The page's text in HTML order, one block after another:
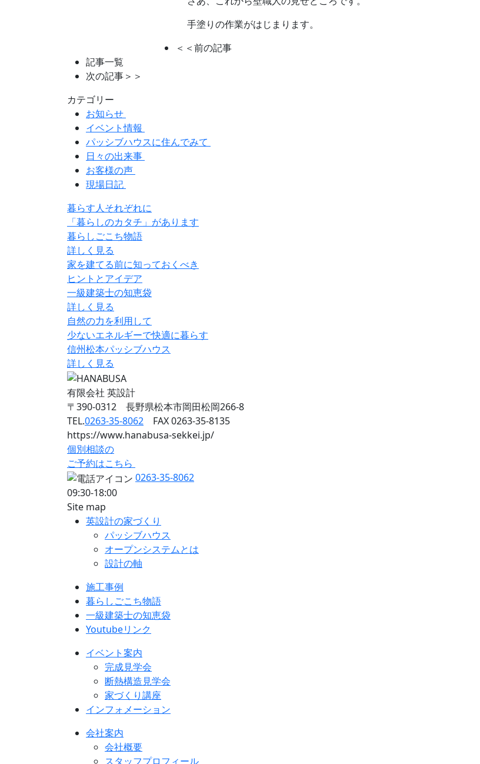
手塗りの作業がはじまります。
＜＜前の記事
記事一覧
次の記事＞＞
カテゴリー
お知らせ
イベント情報
パッシブハウスに住んでみて
日々の出来事
お客様の声
現場日記
暮らす人それぞれに
「暮らしのカタチ」があります
暮らしごこち物語
詳しく見る
家を建てる前に知っておくべき
ヒントとアイデア
一級建築士の知恵袋
詳しく見る
自然の力を利用して
少ないエネルギーで快適に暮らす
信州松本パッシブハウス
詳しく見る
有限会社 英設計
〒390-0312 長野県松本市岡田松岡266-8
TEL.0263-35-8062 FAX 0263-35-8135
https://www.hanabusa-sekkei.jp/
個別相談の
ご予約はこちら
0263-35-8062
09:30-18:00
Site map
英設計の家づくり
パッシブハウス
オープンシステムとは
設計の軸
施工事例
暮らしごこち物語
一級建築士の知恵袋
Youtubeリンク
イベント案内
完成見学会
断熱構造見学会
家づくり講座
インフォメーション
会社案内
会社概要
スタッフプロフィール